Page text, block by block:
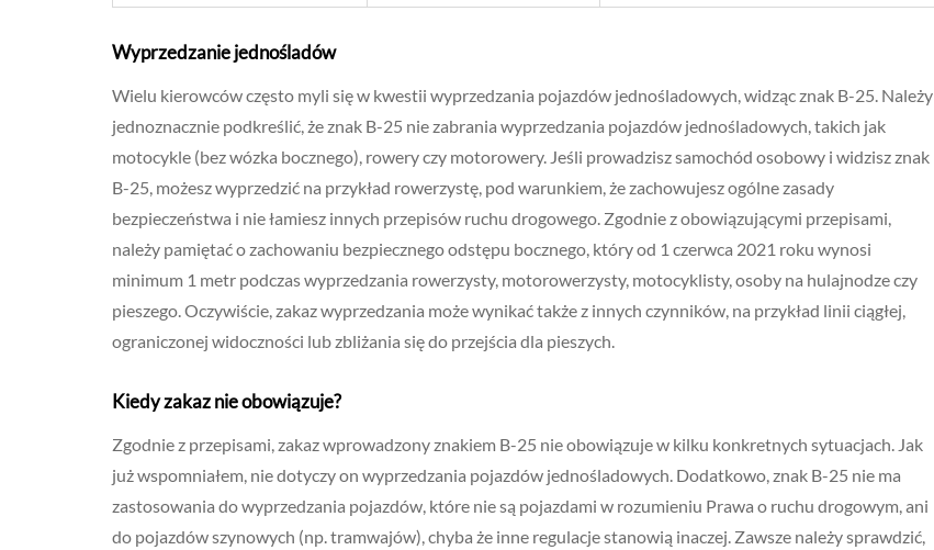
Wyprzedzanie jednośladów
Wielu kierowców często myli się w kwestii wyprzedzania pojazdów jednośladowych, widząc znak B-25. Należy
jednoznacznie podkreślić, że znak B-25 nie zabrania wyprzedzania pojazdów jednośladowych, takich jak
motocykle (bez wózka bocznego), rowery czy motorowery. Jeśli prowadzisz samochód osobowy i widzisz znak
B-25, możesz wyprzedzić na przykład rowerzystę, pod warunkiem, że zachowujesz ogólne zasady
bezpieczeństwa i nie łamiesz innych przepisów ruchu drogowego. Zgodnie z obowiązującymi przepisami,
należy pamiętać o zachowaniu bezpiecznego odstępu bocznego, który od 1 czerwca 2021 roku wynosi
minimum 1 metr podczas wyprzedzania rowerzysty, motorowerzysty, motocyklisty, osoby na hulajnodze czy
pieszego. Oczywiście, zakaz wyprzedzania może wynikać także z innych czynników, na przykład linii ciągłej,
ograniczonej widoczności lub zbliżania się do przejścia dla pieszych.
Kiedy zakaz nie obowiązuje?
Zgodnie z przepisami, zakaz wprowadzony znakiem B-25 nie obowiązuje w kilku konkretnych sytuacjach. Jak
już wspomniałem, nie dotyczy on wyprzedzania pojazdów jednośladowych. Dodatkowo, znak B-25 nie ma
zastosowania do wyprzedzania pojazdów, które nie są pojazdami w rozumieniu Prawa o ruchu drogowym, ani
do pojazdów szynowych (np. tramwajów), chyba że inne regulacje stanowią inaczej. Zawsze należy sprawdzić,